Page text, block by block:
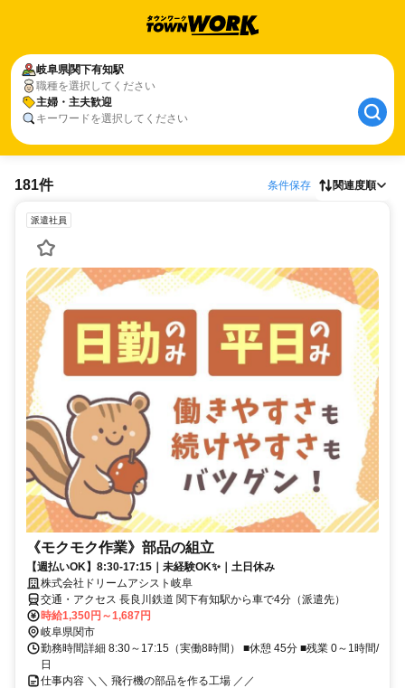
岐阜県関下有知駅
職種を選択してください
主婦・主夫歓迎
キーワードを選択してください
181件 条件保存 関連度順
派遣社員
《モクモク作業》部品の組立
【週払いOK】8:30-17:15｜未経験OK✨｜土日休み
株式会社ドリームアシスト岐阜
交通・アクセス 長良川鉄道 関下有知駅から車で4分（派遣先）
時給1,350円～1,687円
岐阜県関市
勤務時間詳細 8:30～17:15（実働8時間） ■休憩 45分 ■残業 0～1時間/
日
仕事内容 ＼＼ 飛行機の部品を作る工場 ／／